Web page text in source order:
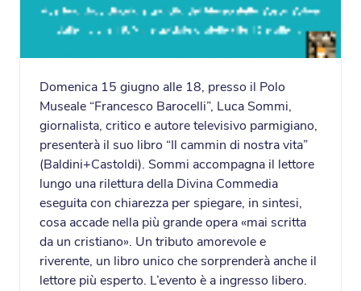
Domenica 15 giugno alle 18, presso il Polo
Museale “Francesco Barocelli”, Luca Sommi,
giornalista, critico e autore televisivo parmigiano,
presenterà il suo libro “Il cammin di nostra vita”
(Baldini+Castoldi). Sommi accompagna il lettore
lungo una rilettura della Divina Commedia
eseguita con chiarezza per spiegare, in sintesi,
cosa accade nella più grande opera «mai scritta
da un cristiano». Un tributo amorevole e
riverente, un libro unico che sorprenderà anche il
lettore più esperto. L’evento è a ingresso libero.